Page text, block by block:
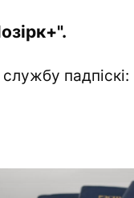
падпіскі: